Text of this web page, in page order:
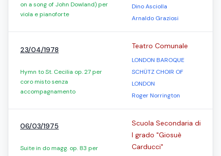
on a song of John Dowland) per
viola e pianoforte
Dino Asciolla
Arnaldo Graziosi
23/04/1978
Hymn to St. Cecilia op. 27 per
coro misto senza
accompagnamento
Teatro Comunale
LONDON BAROQUE
SCHÜTZ CHOIR OF
LONDON
Roger Norrington
06/03/1975
Suite in do magg. op. 83 per
Scuola Secondaria di
I grado "Giosuè
Carducci"